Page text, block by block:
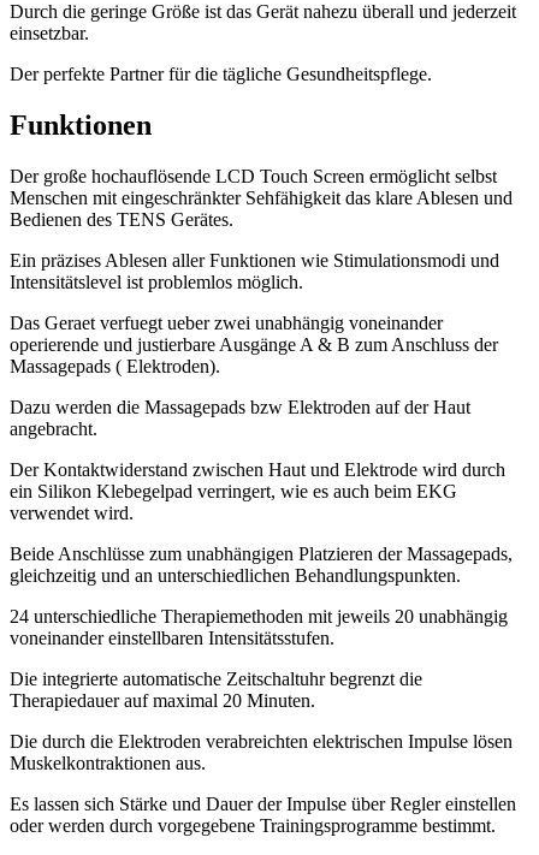
Durch die geringe Größe ist das Gerät nahezu überall und jederzeit
einsetzbar.
Der perfekte Partner für die tägliche Gesundheitspflege.
Funktionen
Der große hochauflösende LCD Touch Screen ermöglicht selbst
Menschen mit eingeschränkter Sehfähigkeit das klare Ablesen und
Bedienen des TENS Gerätes.
Ein präzises Ablesen aller Funktionen wie Stimulationsmodi und
Intensitätslevel ist problemlos möglich.
Das Geraet verfuegt ueber zwei unabhängig voneinander
operierende und justierbare Ausgänge A & B zum Anschluss der
Massagepads ( Elektroden).
Dazu werden die Massagepads bzw Elektroden auf der Haut
angebracht.
Der Kontaktwiderstand zwischen Haut und Elektrode wird durch
ein Silikon Klebegelpad verringert, wie es auch beim EKG
verwendet wird.
Beide Anschlüsse zum unabhängigen Platzieren der Massagepads,
gleichzeitig und an unterschiedlichen Behandlungspunkten.
24 unterschiedliche Therapiemethoden mit jeweils 20 unabhängig
voneinander einstellbaren Intensitätsstufen.
Die integrierte automatische Zeitschaltuhr begrenzt die
Therapiedauer auf maximal 20 Minuten.
Die durch die Elektroden verabreichten elektrischen Impulse lösen
Muskelkontraktionen aus.
Es lassen sich Stärke und Dauer der Impulse über Regler einstellen
oder werden durch vorgegebene Trainingsprogramme bestimmt.